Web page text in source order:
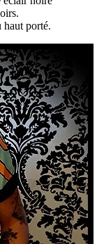
haut porté.